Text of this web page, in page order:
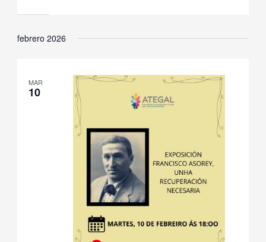
febrero 2026
MAR
10